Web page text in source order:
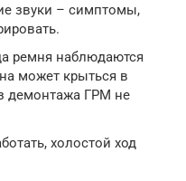
звуки – симптомы,
ремня наблюдаются
может крыться в
демонтажа ГРМ не
холостой ход